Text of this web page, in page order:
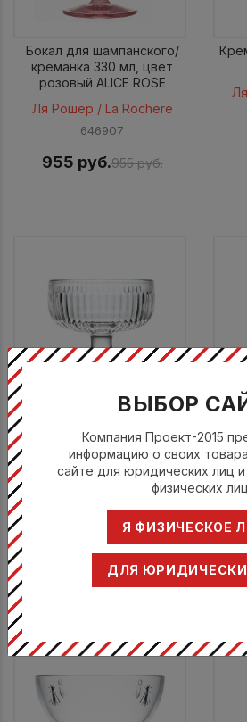
Бокал для шампанского/
креманка 330 мл, цвет
розовый ALICE ROSE
Ля Рошер / La Rochere
646907
955 руб.955 руб.
Креманка 230 мл, d 10 см h
8,2 см, Tahiti
Ля Рошер / La Rochere
682 руб.
ВЫБОР
Компания Проект-2015
информацию о своих
сайте для юридических лиц
физических лиц
Я ФИЗИЧЕСКОЕ
ДЛЯ